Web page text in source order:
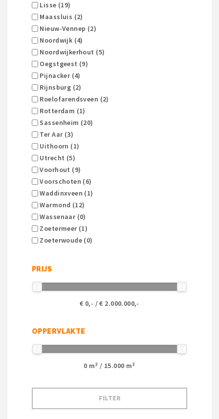
Lisse (19)
Maassluis (2)
Nieuw-Vennep (2)
Noordwijk (4)
Noordwijkerhout (5)
Oegstgeest (9)
Pijnacker (4)
Rijnsburg (2)
Roelofarendsveen (2)
Rotterdam (1)
Sassenheim (20)
Ter Aar (3)
Uithoorn (1)
Utrecht (5)
Voorhout (9)
Voorschoten (6)
Waddinxveen (1)
Warmond (12)
Wassenaar (0)
Zoetermeer (1)
Zoeterwoude (0)
PRIJS
€ 0,- / € 2.000.000,-
OPPERVLAKTE
0 m² / 15.000 m²